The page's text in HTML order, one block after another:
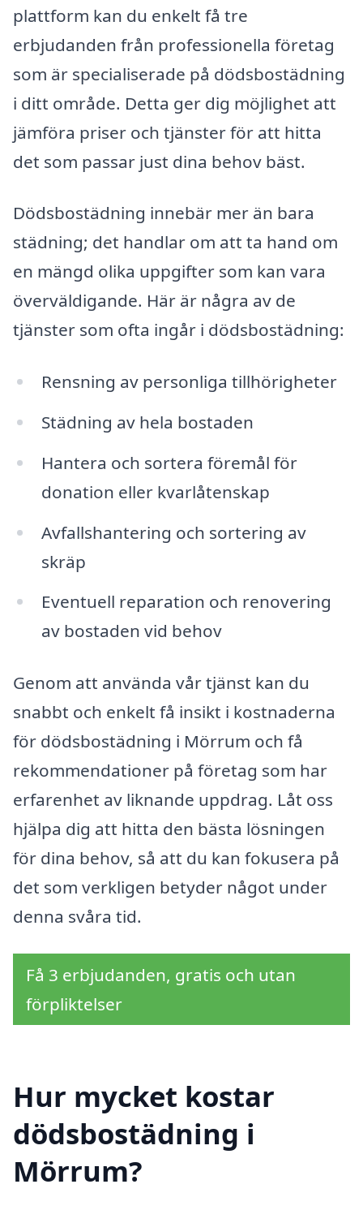
plattform kan du enkelt få tre
erbjudanden från professionella företag
som är specialiserade på dödsbostädning
i ditt område. Detta ger dig möjlighet att
jämföra priser och tjänster för att hitta
det som passar just dina behov bäst.
Dödsbostädning innebär mer än bara
städning; det handlar om att ta hand om
en mängd olika uppgifter som kan vara
överväldigande. Här är några av de
tjänster som ofta ingår i dödsbostädning:
Rensning av personliga tillhörigheter
Städning av hela bostaden
Hantera och sortera föremål för
donation eller kvarlåtenskap
Avfallshantering och sortering av
skräp
Eventuell reparation och renovering
av bostaden vid behov
Genom att använda vår tjänst kan du
snabbt och enkelt få insikt i kostnaderna
för dödsbostädning i Mörrum och få
rekommendationer på företag som har
erfarenhet av liknande uppdrag. Låt oss
hjälpa dig att hitta den bästa lösningen
för dina behov, så att du kan fokusera på
det som verkligen betyder något under
denna svåra tid.
Få 3 erbjudanden, gratis och utan
förpliktelser
Hur mycket kostar
dödsbostädning i
Mörrum?